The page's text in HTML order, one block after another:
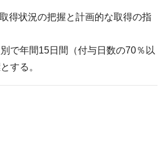
得状況の把握と計画的な取得の指
で年間15日間（付与日数の70％以
する。